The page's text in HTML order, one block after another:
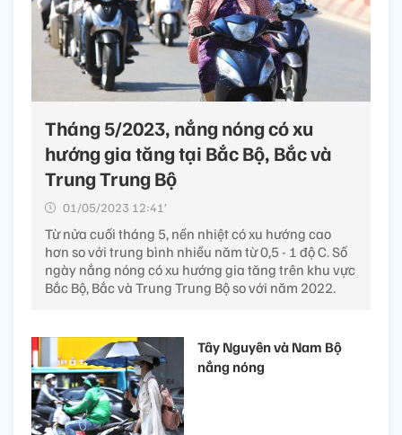
Tháng 5/2023, nắng nóng có xu
hướng gia tăng tại Bắc Bộ, Bắc và
Trung Trung Bộ
01/05/2023 12:41’
Từ nửa cuối tháng 5, nền nhiệt có xu hướng cao
hơn so với trung bình nhiều năm từ 0,5 - 1 độ C. Số
ngày nắng nóng có xu hướng gia tăng trên khu vực
Bắc Bộ, Bắc và Trung Trung Bộ so với năm 2022.
Tây Nguyên và Nam Bộ
nắng nóng